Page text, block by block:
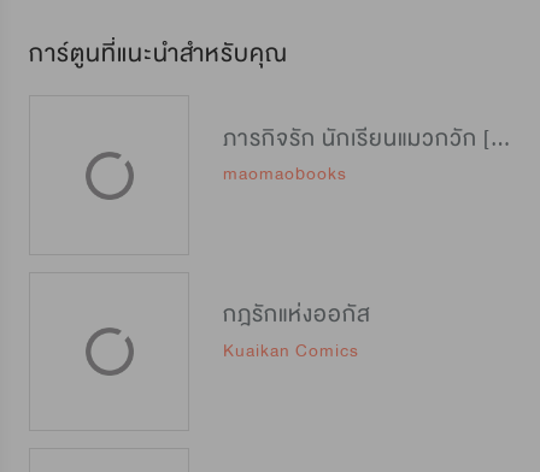
การ์ตูนที่แนะนำสำหรับคุณ
ภารกิจรัก นักเรียนแมวกวัก [招财特优生]
maomaobooks
กฎรักแห่งออกัส
Kuaikan Comics